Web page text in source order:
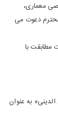
معماری،
دعوت می
با
به عنوان